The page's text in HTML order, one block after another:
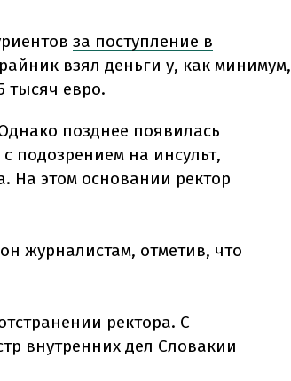
за поступление в
взял деньги у, как минимум,
тысяч евро.
позднее появилась
подозрением на инсульт,
На этом основании ректор
журналистам, отметив, что
ректора. С
внутренних дел Словакии